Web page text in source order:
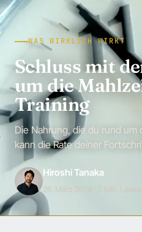
WAS WIRKLICH WIRKT
Schluss mit
um die
Training
Die Nahrung, die du rund
kann die Rate deiner
Hiroshi Tanaka
26. März 2024 · 7 Min.